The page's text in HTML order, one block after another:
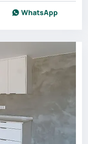
WhatsApp